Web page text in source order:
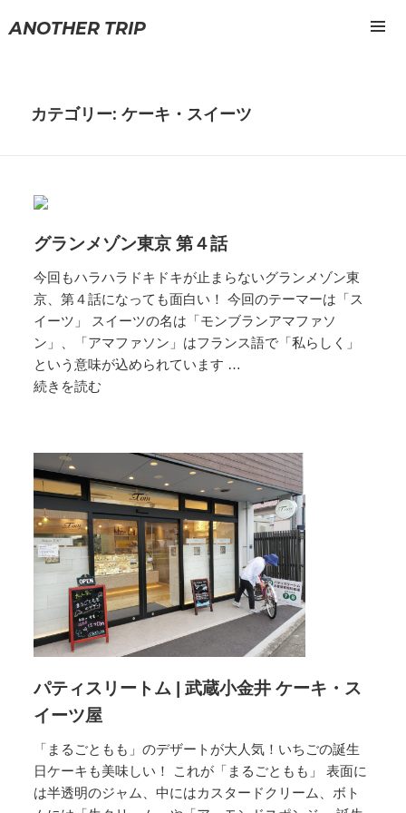
ANOTHER TRIP
カテゴリー: ケーキ・スイーツ
グランメゾン東京 第４話
今回もハラハラドキドキが止まらないグランメゾン東
京、第４話になっても面白い！ 今回のテーマーは「ス
イーツ」 スイーツの名は「モンブランアマファソ
ン」、「アマファソン」はフランス語で「私らしく」
という意味が込められています …
続きを読む
メ
ン
東
京
第
４
話
パティスリートム | 武蔵小金井 ケーキ・ス
イーツ屋
「まるごともも」のデザートが大人気！いちごの誕生
日ケーキも美味しい！ これが「まるごともも」 表面に
は半透明のジャム、中にはカスタードクリーム、ボト